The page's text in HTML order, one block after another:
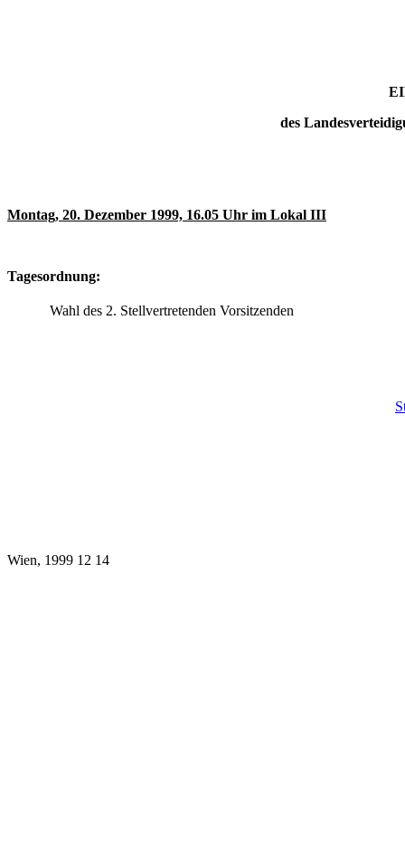
des
Montag, 20. Dezember 1999, 16.05 Uhr im Lokal III
Tagesordnung:
Wahl des 2. Stellvertretenden Vorsitzenden
Wien, 1999 12 14